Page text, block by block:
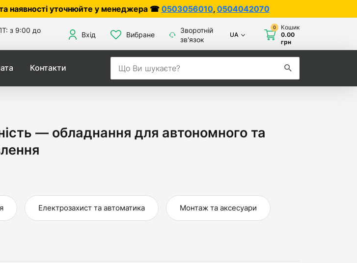
у менеджера ☎0503056010,0504042070
з 9:00 до
Вхід Вибране
Зворотній
зв'язок
UA
0
Кошик
0.00
грн
Контакти
— обладнання для автономного та
Електрозахист та автоматика Монтаж та аксесуари